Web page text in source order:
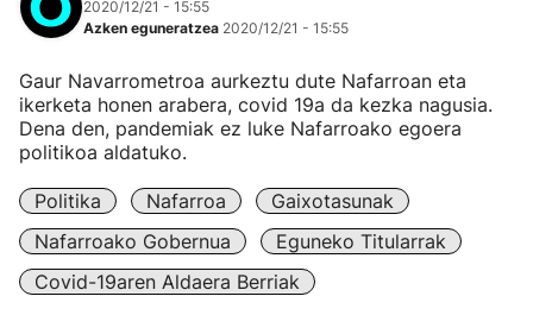
2020/12/21 - 15:55
Azken eguneratzea 2020/12/21 - 15:55
Gaur Navarrometroa aurkeztu dute Nafarroan eta
ikerketa honen arabera, covid 19a da kezka nagusia.
Dena den, pandemiak ez luke Nafarroako egoera
politikoa aldatuko.
Politika Nafarroa
Gaixotasunak
Nafarroako Gobernua
Eguneko Titularrak
Covid-19aren Aldaera Berriak